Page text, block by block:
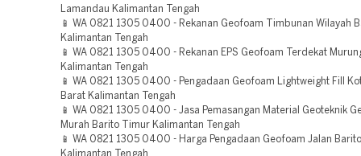
Lamandau Kalimantan Tengah
📱 WA 0821 1305 0400 - Rekanan Geofoam Timbunan Wilayah
Kalimantan Tengah
📱 WA 0821 1305 0400 - Rekanan EPS Geofoam Terdekat
Kalimantan Tengah
📱 WA 0821 1305 0400 - Pengadaan Geofoam Lightweight Fill
Barat Kalimantan Tengah
📱 WA 0821 1305 0400 - Jasa Pemasangan Material Geoteknik
Murah Barito Timur Kalimantan Tengah
📱 WA 0821 1305 0400 - Harga Pengadaan Geofoam Jalan
Kalimantan Tengah